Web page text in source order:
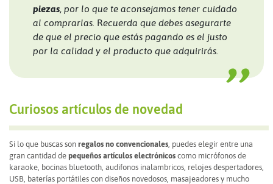
piezas, por lo que te aconsejamos tener cuidado
al comprarlas. Recuerda que debes asegurarte
de que el precio que estás pagando es el justo
por la calidad y el producto que adquirirás.
Curiosos artículos de novedad
Si lo que buscas son regalos no convencionales , puedes elegir entre una
gran cantidad de pequeños artículos electrónicos como micrófonos de
karaoke, bocinas bluetooth, audifonos inalambricos, relojes despertadores,
USB, baterías portátiles con diseños novedosos, masajeadores y mucho